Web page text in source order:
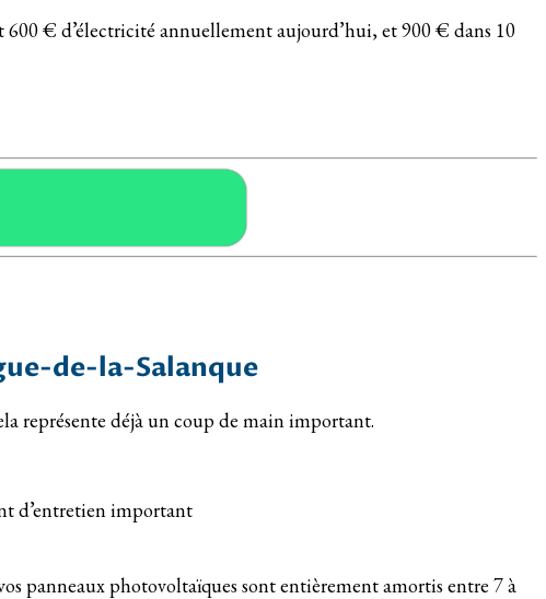
600 € d’électricité annuellement aujourd’hui, et 900 € dans 10
de-la-Salanque
représente déjà un coup de main important.
d’entretien important
panneaux photovoltaïques sont entièrement amortis entre 7 à